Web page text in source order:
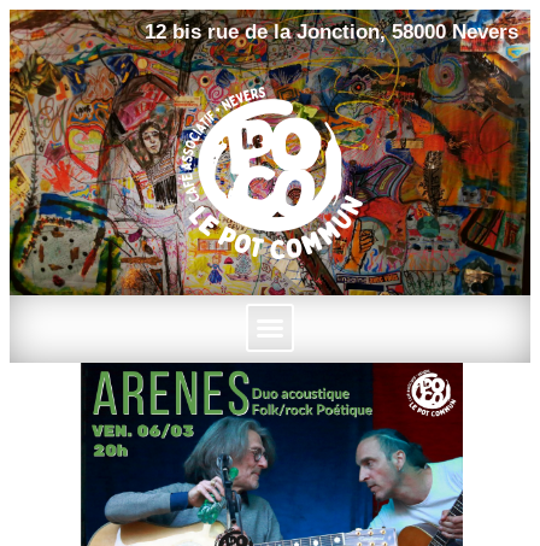
12 bis rue de la Jonction, 58000 Nevers